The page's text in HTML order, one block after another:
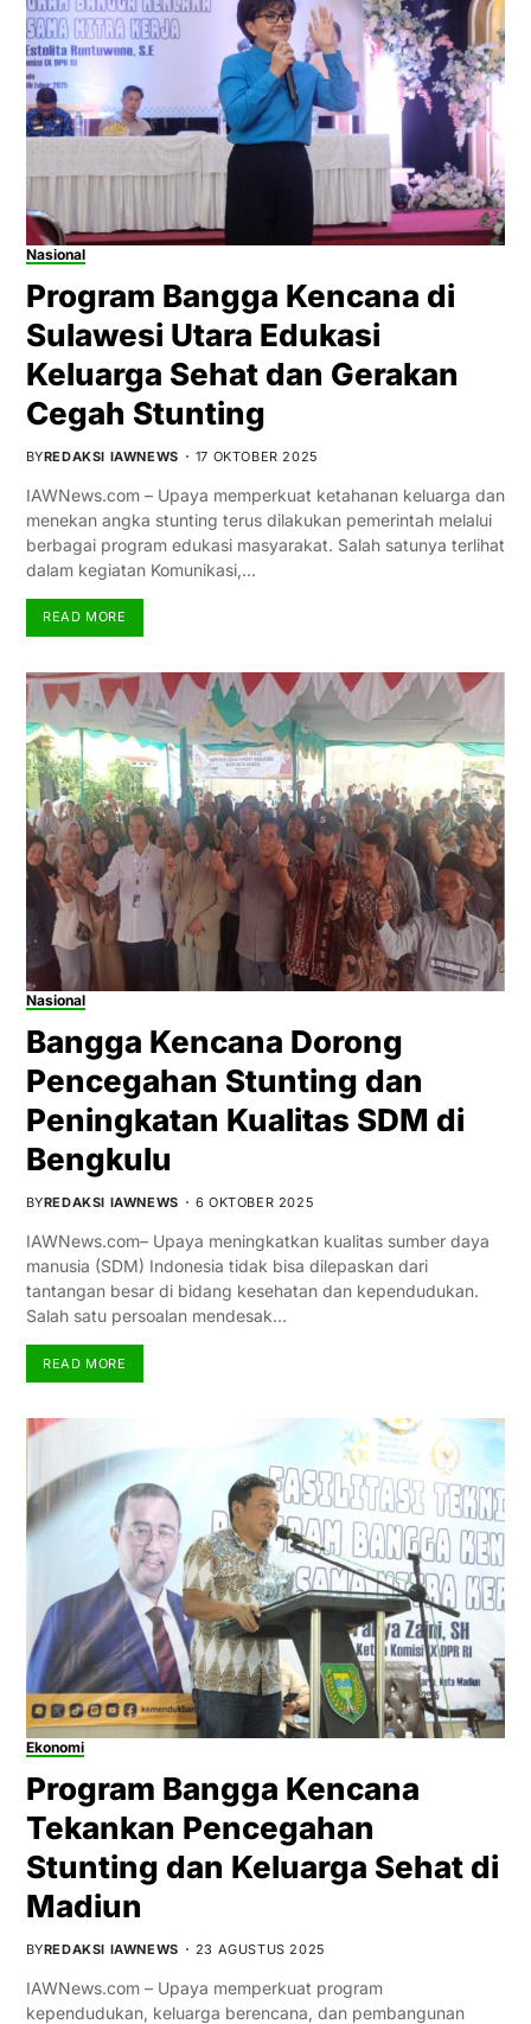
Nasional
Program Bangga Kencana di
Sulawesi Utara Edukasi
Keluarga Sehat dan Gerakan
Cegah Stunting
BYREDAKSI IAWNEWS 17 OKTOBER 2025
IAWNews.com – Upaya memperkuat ketahanan keluarga dan
menekan angka stunting terus dilakukan pemerintah melalui
berbagai program edukasi masyarakat. Salah satunya terlihat
dalam kegiatan Komunikasi,…
READ MORE
Nasional
Bangga Kencana Dorong
Pencegahan Stunting dan
Peningkatan Kualitas SDM di
Bengkulu
BYREDAKSI IAWNEWS 6 OKTOBER 2025
IAWNews.com– Upaya meningkatkan kualitas sumber daya
manusia (SDM) Indonesia tidak bisa dilepaskan dari
tantangan besar di bidang kesehatan dan kependudukan.
Salah satu persoalan mendesak…
READ MORE
Ekonomi
Program Bangga Kencana
Tekankan Pencegahan
Stunting dan Keluarga Sehat di
Madiun
BYREDAKSI IAWNEWS 23 AGUSTUS 2025
IAWNews.com – Upaya memperkuat program
kependudukan, keluarga berencana, dan pembangunan